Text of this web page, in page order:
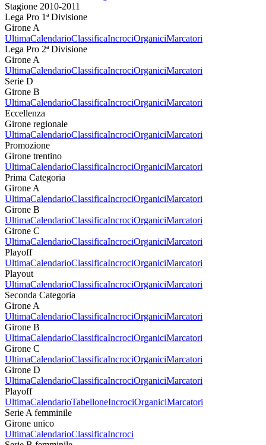
Stagione 2010-2011
Lega Pro 1ª Divisione
Girone A
UltimaCalendarioClassificaIncrociOrganiciMarcatori
Lega Pro 2ª Divisione
Girone A
UltimaCalendarioClassificaIncrociOrganiciMarcatori
Serie D
Girone B
UltimaCalendarioClassificaIncrociOrganiciMarcatori
Eccellenza
Girone regionale
UltimaCalendarioClassificaIncrociOrganiciMarcatori
Promozione
Girone trentino
UltimaCalendarioClassificaIncrociOrganiciMarcatori
Prima Categoria
Girone A
UltimaCalendarioClassificaIncrociOrganiciMarcatori
Girone B
UltimaCalendarioClassificaIncrociOrganiciMarcatori
Girone C
UltimaCalendarioClassificaIncrociOrganiciMarcatori
Playoff
UltimaCalendarioClassificaIncrociOrganiciMarcatori
Playout
UltimaCalendarioClassificaIncrociOrganiciMarcatori
Seconda Categoria
Girone A
UltimaCalendarioClassificaIncrociOrganiciMarcatori
Girone B
UltimaCalendarioClassificaIncrociOrganiciMarcatori
Girone C
UltimaCalendarioClassificaIncrociOrganiciMarcatori
Girone D
UltimaCalendarioClassificaIncrociOrganiciMarcatori
Playoff
UltimaCalendarioTabelloneIncrociOrganiciMarcatori
Serie A femminile
Girone unico
UltimaCalendarioClassificaIncroci